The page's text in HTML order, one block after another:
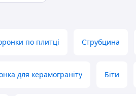
по плитці Струбцина
для керамограніту Біти